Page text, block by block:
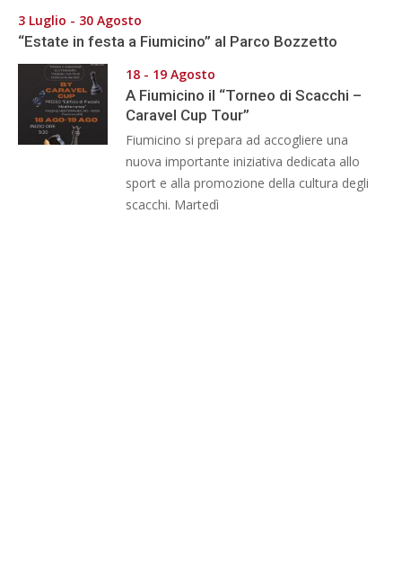
3 Luglio - 30 Agosto
“Estate in festa a Fiumicino” al Parco Bozzetto
18 - 19 Agosto
A Fiumicino il “Torneo di Scacchi –
Caravel Cup Tour”
Fiumicino si prepara ad accogliere una
nuova importante iniziativa dedicata allo
sport e alla promozione della cultura degli
scacchi. Martedì